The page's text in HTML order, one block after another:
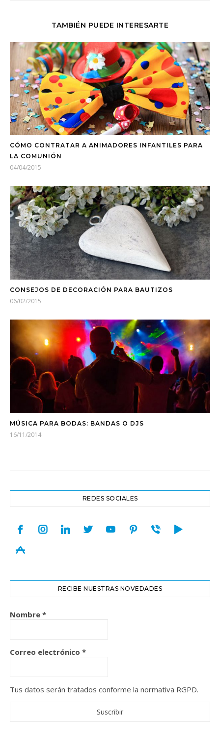
TAMBIÉN PUEDE INTERESARTE
CÓMO CONTRATAR A ANIMADORES INFANTILES PARA
LA COMUNIÓN
04/04/2015
CONSEJOS DE DECORACIÓN PARA BAUTIZOS
06/02/2015
MÚSICA PARA BODAS: BANDAS O DJS
16/11/2014
REDES SOCIALES
facebookinstagramlinkedintwitteryoutubepinterest
viber play
appstore
RECIBE NUESTRAS NOVEDADES
Nombre *
Correo electrónico *
Tus datos serán tratados conforme la normativa RGPD.